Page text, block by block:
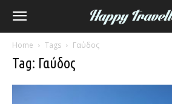
Home Tags Γαύδος
Tag: Γαύδος